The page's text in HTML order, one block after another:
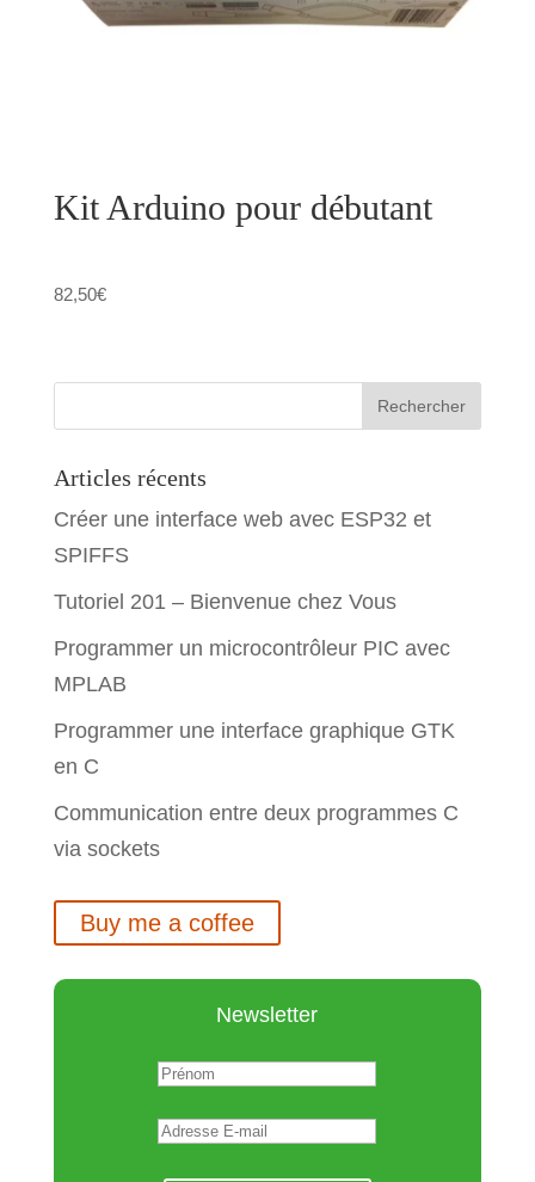
Kit Arduino pour débutant
82,50€
Articles récents
Créer une interface web avec ESP32 et
SPIFFS
Tutoriel 201 – Bienvenue chez Vous
Programmer un microcontrôleur PIC avec
MPLAB
Programmer une interface graphique GTK
en C
Communication entre deux programmes C
via sockets
Buy me a coffee
Newsletter